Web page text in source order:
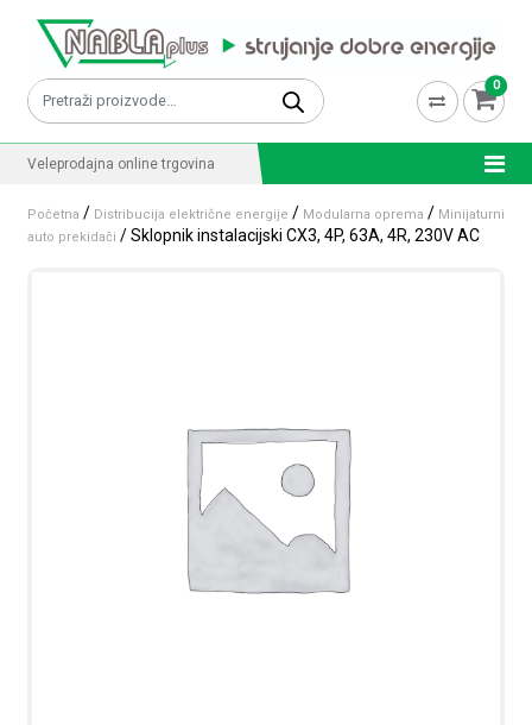
Pretraži: 0
Veleprodajna online trgovina
Početna / Distribucija električne energije / Modularna oprema / Minijaturni
auto prekidači / Sklopnik instalacijski CX3, 4P, 63A, 4R, 230V AC